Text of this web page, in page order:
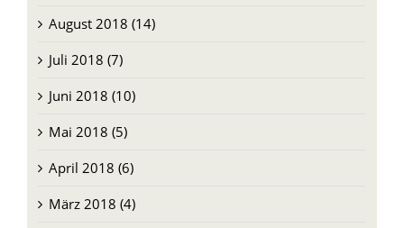
August 2018 (14)
Juli 2018 (7)
Juni 2018 (10)
Mai 2018 (5)
April 2018 (6)
März 2018 (4)